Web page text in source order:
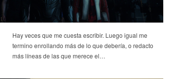
Hay veces que me cuesta escribir. Luego igual me
termino enrollando más de lo que debería, o redacto
más líneas de las que merece el…